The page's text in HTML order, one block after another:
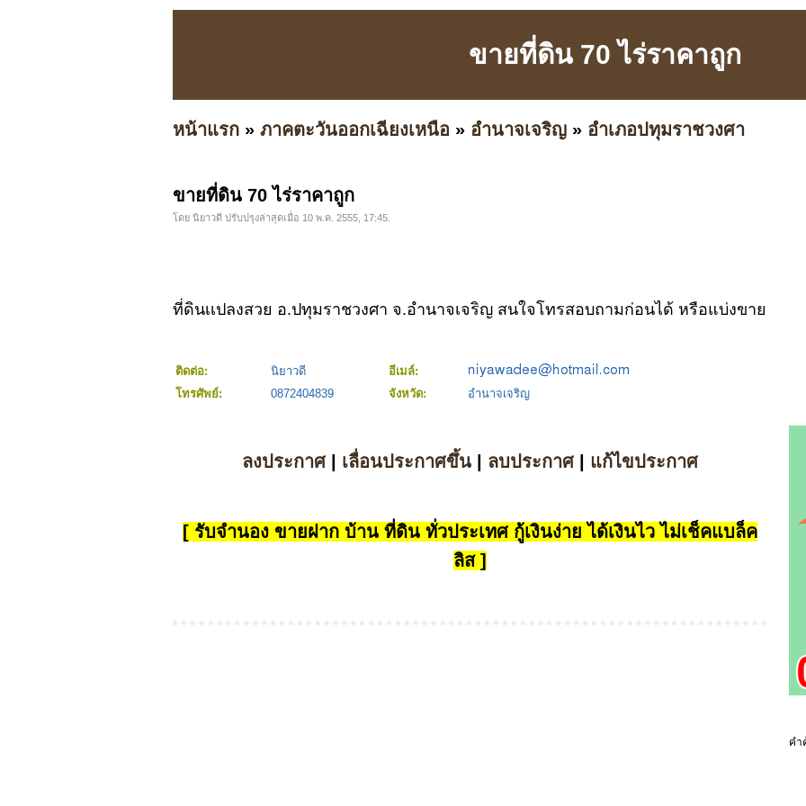
ขายที่ดิน 70 ไร่ราคาถูก
หน้าแรก » ภาคตะวันออกเฉียงเหนือ » อำนาจเจริญ » อำเภอปทุมราชวงศา
ขายที่ดิน 70 ไร่ราคาถูก
โดย นิยาวดี ปรับปรุงล่าสุดเมื่อ 10 พ.ค. 2555, 17:45.
ที่ดินเเปลงสวย อ.ปทุมราชวงศา จ.อำนาจเจริญ สนใจโทรสอบถามก่อนได้ หรือแบ่งขาย
ติดต่อ: นิยาวดี
อีเมล์:
โทรศัพย์:
0872404839 จังหวัด: อำนาจเจริญ
ลงประกาศ| เลื่อนประกาศขึ้น| ลบประกาศ| แก้ไขประกาศ
[ รับจำนอง ขายฝาก บ้าน ที่ดิน ทั่วประเทศ กู้เงินง่าย ได้เงินไว ไม่เช็คแบล็ค
ลิส ]
คำ